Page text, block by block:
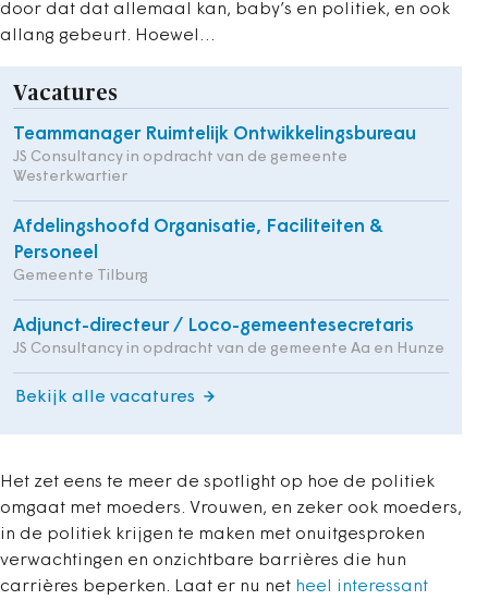
door dat dat allemaal kan, baby’s en politiek, en ook
allang gebeurt. Hoewel…
Vacatures
Teammanager Ruimtelijk Ontwikkelingsbureau
JS Consultancy in opdracht van de gemeente
Westerkwartier
Afdelingshoofd Organisatie, Faciliteiten &
Personeel
Gemeente Tilburg
Adjunct-directeur / Loco-gemeentesecretaris
JS Consultancy in opdracht van de gemeente Aa en Hunze
Bekijk alle vacatures
Het zet eens te meer de spotlight op hoe de politiek
omgaat met moeders. Vrouwen, en zeker ook moeders,
in de politiek krijgen te maken met onuitgesproken
verwachtingen en onzichtbare barrières die hun
carrières beperken. Laat er nu net heel interessant